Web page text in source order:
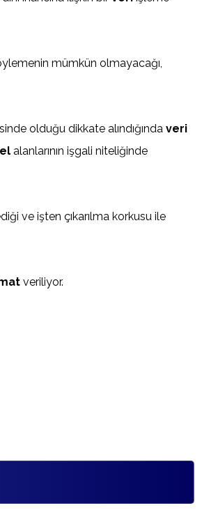
mümkün olmayacağı,
olduğu dikkate alındığında veri
alanlarının işgali niteliğinde
ve işten çıkarılma korkusu ile
veriliyor.